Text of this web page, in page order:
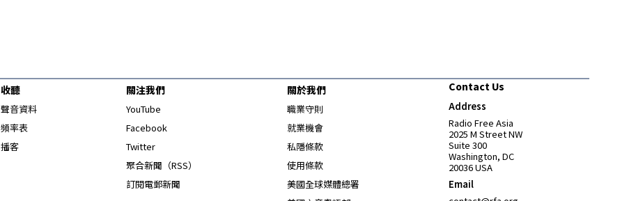
收聽
聲音資料
頻率表
播客
關注我們
YouTube
Facebook
Twitter
聚合新聞（RSS）
訂閱電郵新聞
關於我們
職業守則
就業機會
私隱條款
使用條款
美國全球媒體總署 Opens in new window
Opens in new window
Contact Us
Address
Radio Free Asia
2025 M Street NW
Suite 300
Washington, DC
20036 USA
Email